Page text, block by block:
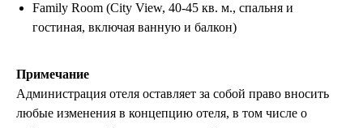
Family Room (City View, 40-45 кв. м., спальня и
гостиная, включая ванную и балкон)
Примечание
Администрация отеля оставляет за собой право вносить
любые изменения в концепцию отеля, в том числе о
конфиденциальности